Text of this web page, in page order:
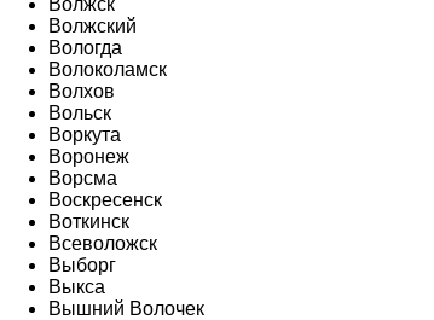
Волжск
Волжский
Вологда
Волоколамск
Волхов
Вольск
Воркута
Воронеж
Ворсма
Воскресенск
Воткинск
Всеволожск
Выборг
Выкса
Вышний Волочек